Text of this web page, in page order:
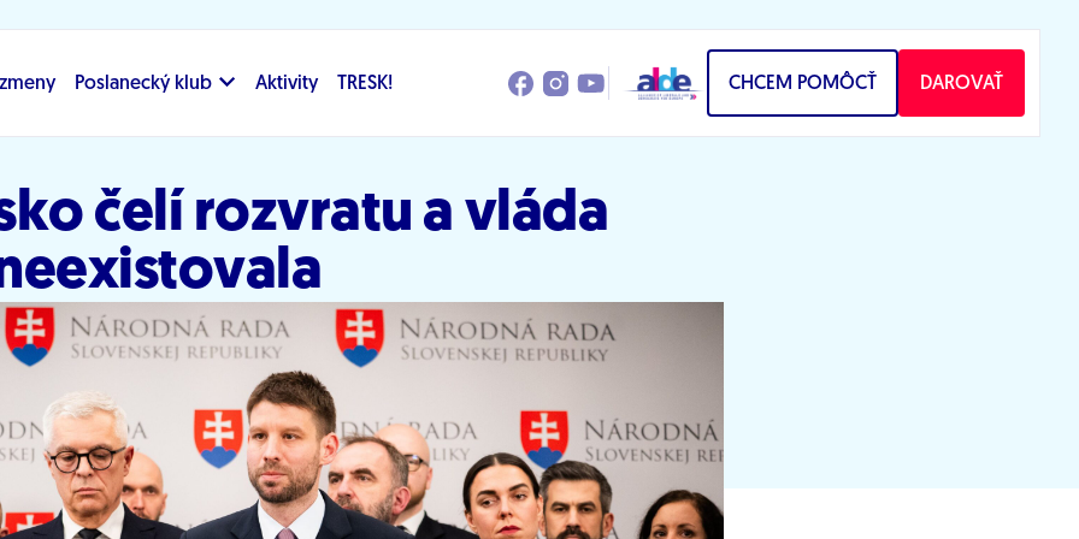
Poslanecký klub Aktivity TRESK! CHCEM POMÔCŤ DAROVAŤ
čelí rozvratu a vláda